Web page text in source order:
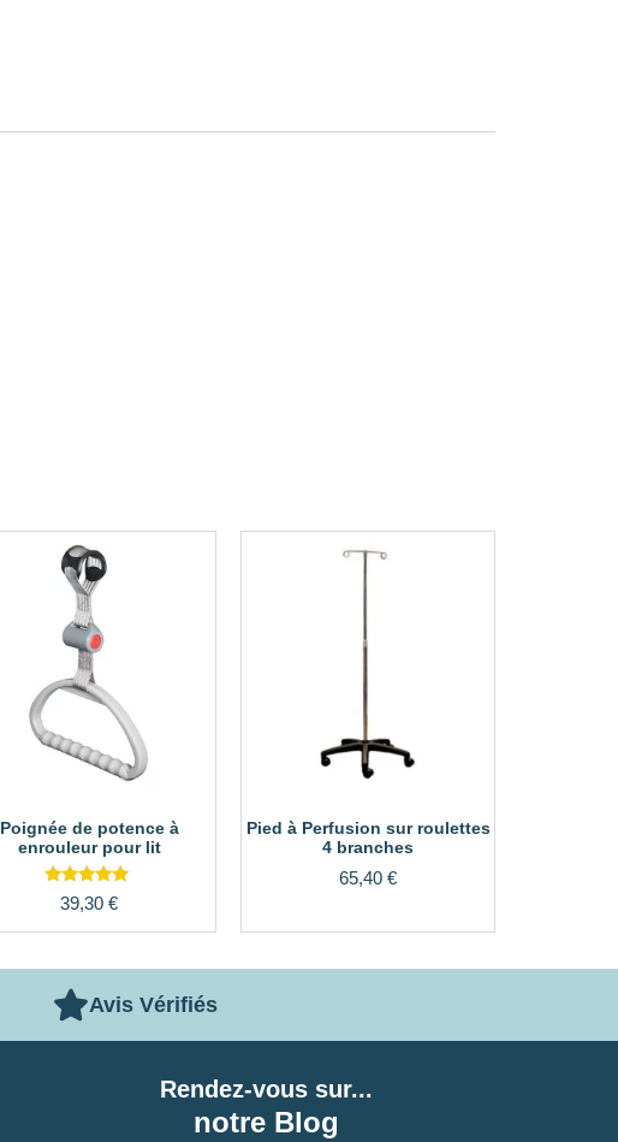
Poignée de potence à
enrouleur pour lit
Note
5.00
sur 5
39,30 €
Pied à Perfusion sur roulettes
4 branches
65,40 €
Avis Vérifiés
Rendez-vous sur...
notre Blog